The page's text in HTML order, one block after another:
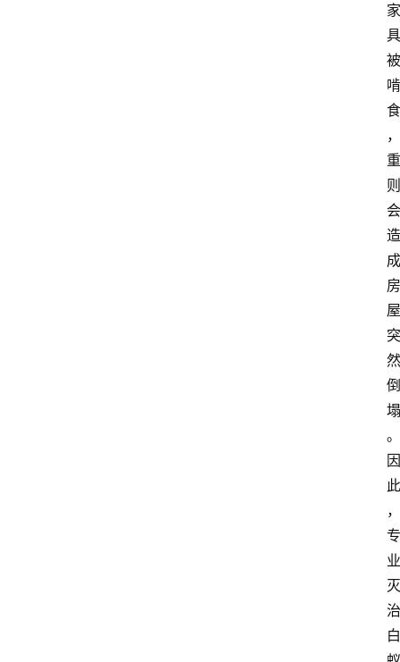
家
具
被
啃
食
，
重
则
会
造
成
房
屋
突
然
倒
塌
。
因
此
，
专
业
灭
治
白